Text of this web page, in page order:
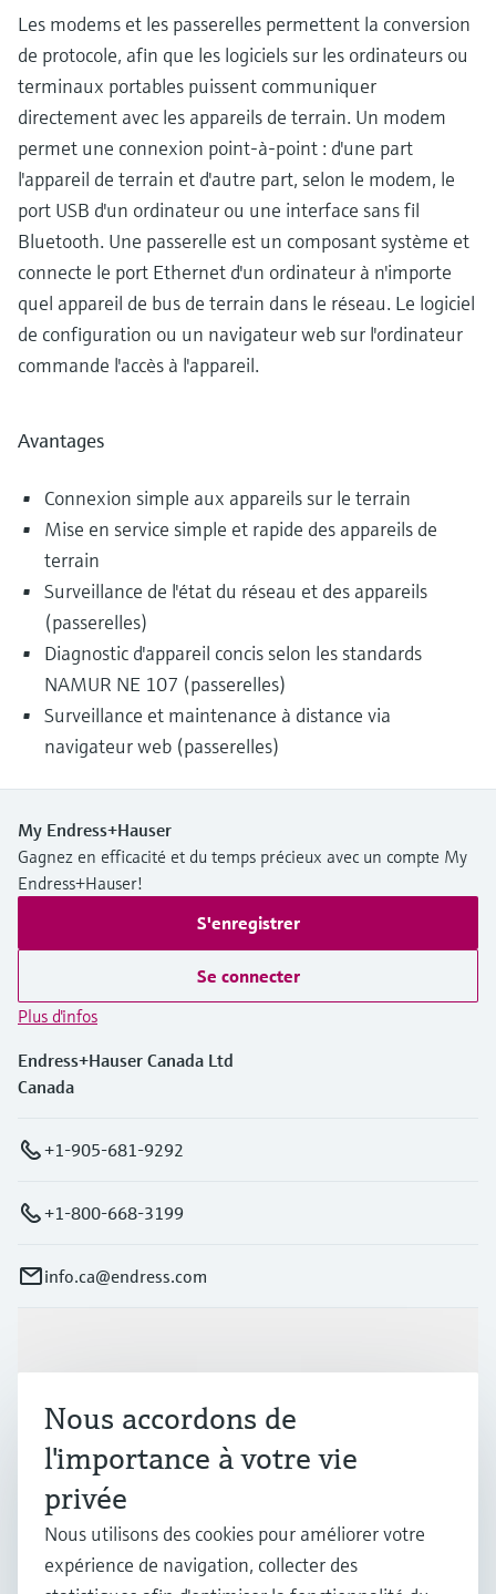
Les modems et les passerelles permettent la conversion
de protocole, afin que les logiciels sur les ordinateurs ou
terminaux portables puissent communiquer
directement avec les appareils de terrain. Un modem
permet une connexion point-à-point : d'une part
l'appareil de terrain et d'autre part, selon le modem, le
port USB d'un ordinateur ou une interface sans fil
Bluetooth. Une passerelle est un composant système et
connecte le port Ethernet d'un ordinateur à n'importe
quel appareil de bus de terrain dans le réseau. Le logiciel
de configuration ou un navigateur web sur l'ordinateur
commande l'accès à l'appareil.
Avantages
Connexion simple aux appareils sur le terrain
Mise en service simple et rapide des appareils de
terrain
Surveillance de l'état du réseau et des appareils
(passerelles)
Diagnostic d'appareil concis selon les standards
NAMUR NE 107 (passerelles)
Surveillance et maintenance à distance via
navigateur web (passerelles)
My Endress+Hauser
Gagnez en efficacité et du temps précieux avec un compte My
Endress+Hauser!
S'enregistrer
Se connecter
Plus d'infos
Endress+Hauser Canada Ltd
Canada
+1-905-681-9292
+1-800-668-3199
info.ca@endress.com
Industries
Support
Nous accordons de
l'importance à votre vie
privée
Nous utilisons des cookies pour améliorer votre
expérience de navigation, collecter des